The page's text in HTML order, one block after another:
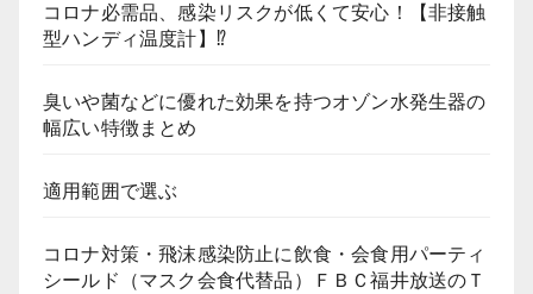
コロナ必需品、感染リスクが低くて安心！【非接触
型ハンディ温度計】⁉
臭いや菌などに優れた効果を持つオゾン水発生器の
幅広い特徴まとめ
適用範囲で選ぶ
コロナ対策・飛沫感染防止に飲食・会食用パーティ
シールド（マスク会食代替品）ＦＢＣ福井放送のＴ